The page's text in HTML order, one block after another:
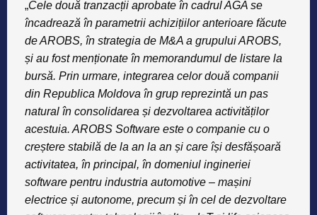
„Cele două tranzacții aprobate în cadrul AGA se
încadrează în parametrii achizițiilor anterioare făcute
de AROBS, în strategia de M&A a grupului AROBS,
și au fost menționate în memorandumul de listare la
bursă. Prin urmare, integrarea celor două companii
din Republica Moldova în grup reprezintă un pas
natural în consolidarea și dezvoltarea activităților
acestuia. AROBS Software este o companie cu o
creștere stabilă de la an la an și care își desfășoară
activitatea, în principal, în domeniul ingineriei
software pentru industria automotive – mașini
electrice și autonome, precum și în cel de dezvoltare